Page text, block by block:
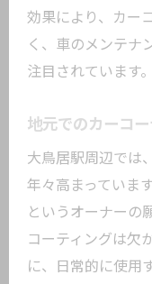
選ぶべ
口コミか
コストパ
技術力
保証内
大鳥居
愛車の輝き
は
効果により、カー
く、車のメンテナ
注目されています。
地元でのカーコ
大鳥居駅周辺では
年々高まっていま
というオーナーの
コーティングは欠
に、日常的に使用